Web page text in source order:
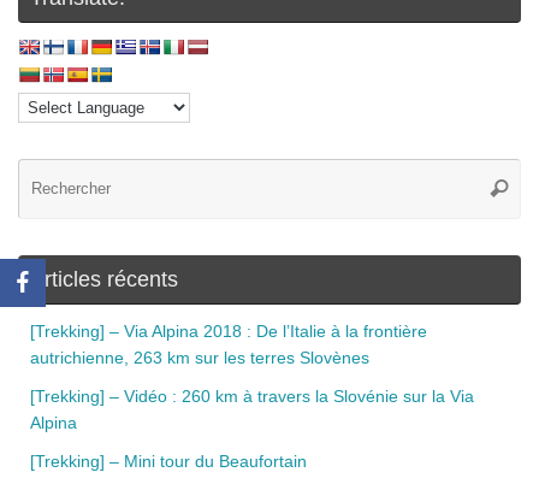
Articles récents
[Trekking] – Via Alpina 2018 : De l’Italie à la frontière
autrichienne, 263 km sur les terres Slovènes
[Trekking] – Vidéo : 260 km à travers la Slovénie sur la Via
Alpina
[Trekking] – Mini tour du Beaufortain